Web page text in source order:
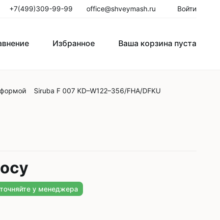
+7(499)309-99-99 office@shveymash.ru Войти
Избранное Ваша корзина пуста
стежка Колонковые швейные машины
Петельные машины
Siruba F 007 KD–W122–356/FHA/DFKU
у менеджера